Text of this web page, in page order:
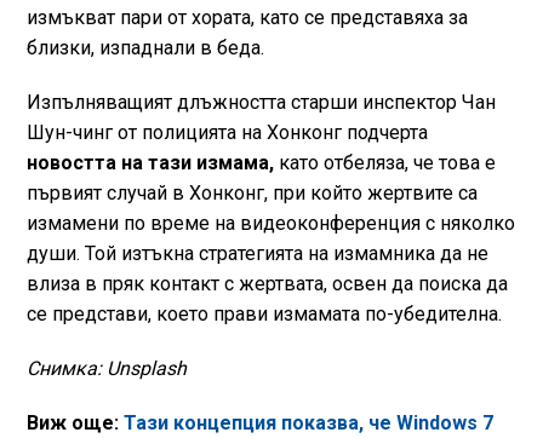
измъкват пари от хората, като се представяха за
близки, изпаднали в беда.
Изпълняващият длъжността старши инспектор Чан
Шун-чинг от полицията на Хонконг подчерта
новостта на тази измама,като отбеляза, че това е
първият случай в Хонконг, при който жертвите са
измамени по време на видеоконференция с няколко
души. Той изтъкна стратегията на измамника да не
влиза в пряк контакт с жертвата, освен да поиска да
се представи, което прави измамата по-убедителна.
Снимка: Unsplash
Виж още: Тази концепция показва, че Windows 7